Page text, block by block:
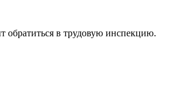
обратиться в трудовую инспекцию.